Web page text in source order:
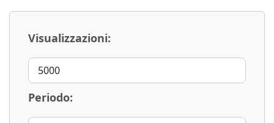
Visualizzazioni:
Periodo: